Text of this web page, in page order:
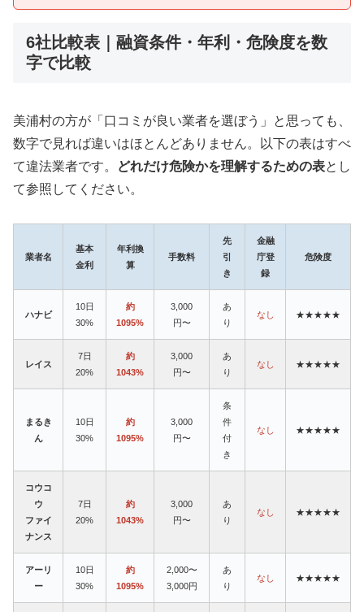
6社比較表｜融資条件・年利・危険度を数
字で比較
美浦村の方が「口コミが良い業者を選ぼう」と思っても、
数字で見れば違いはほとんどありません。以下の表はすべ
て違法業者です。
どれだけ危険かを理解するための表とし
て参照してください。
業者名
基本
金利
年利換
算
手数料
先
引
き
金融
庁登
録
危険度
ハナビ
10日
30%
約
1095%
3,000
円〜
あ
り
なし ★★★★★
レイス
7日
20%
約
1043%
3,000
円〜
あ
り
なし ★★★★★
まるき
ん
10日
30%
約
1095%
3,000
円〜
条
件
付
き
なし ★★★★★
コウコ
ウ
ファイ
ナンス
7日
20%
約
1043%
3,000
円〜
あ
り
なし ★★★★★
アーリ
ー
10日
30%
約
1095%
2,000〜
3,000円
あ
り
なし ★★★★★